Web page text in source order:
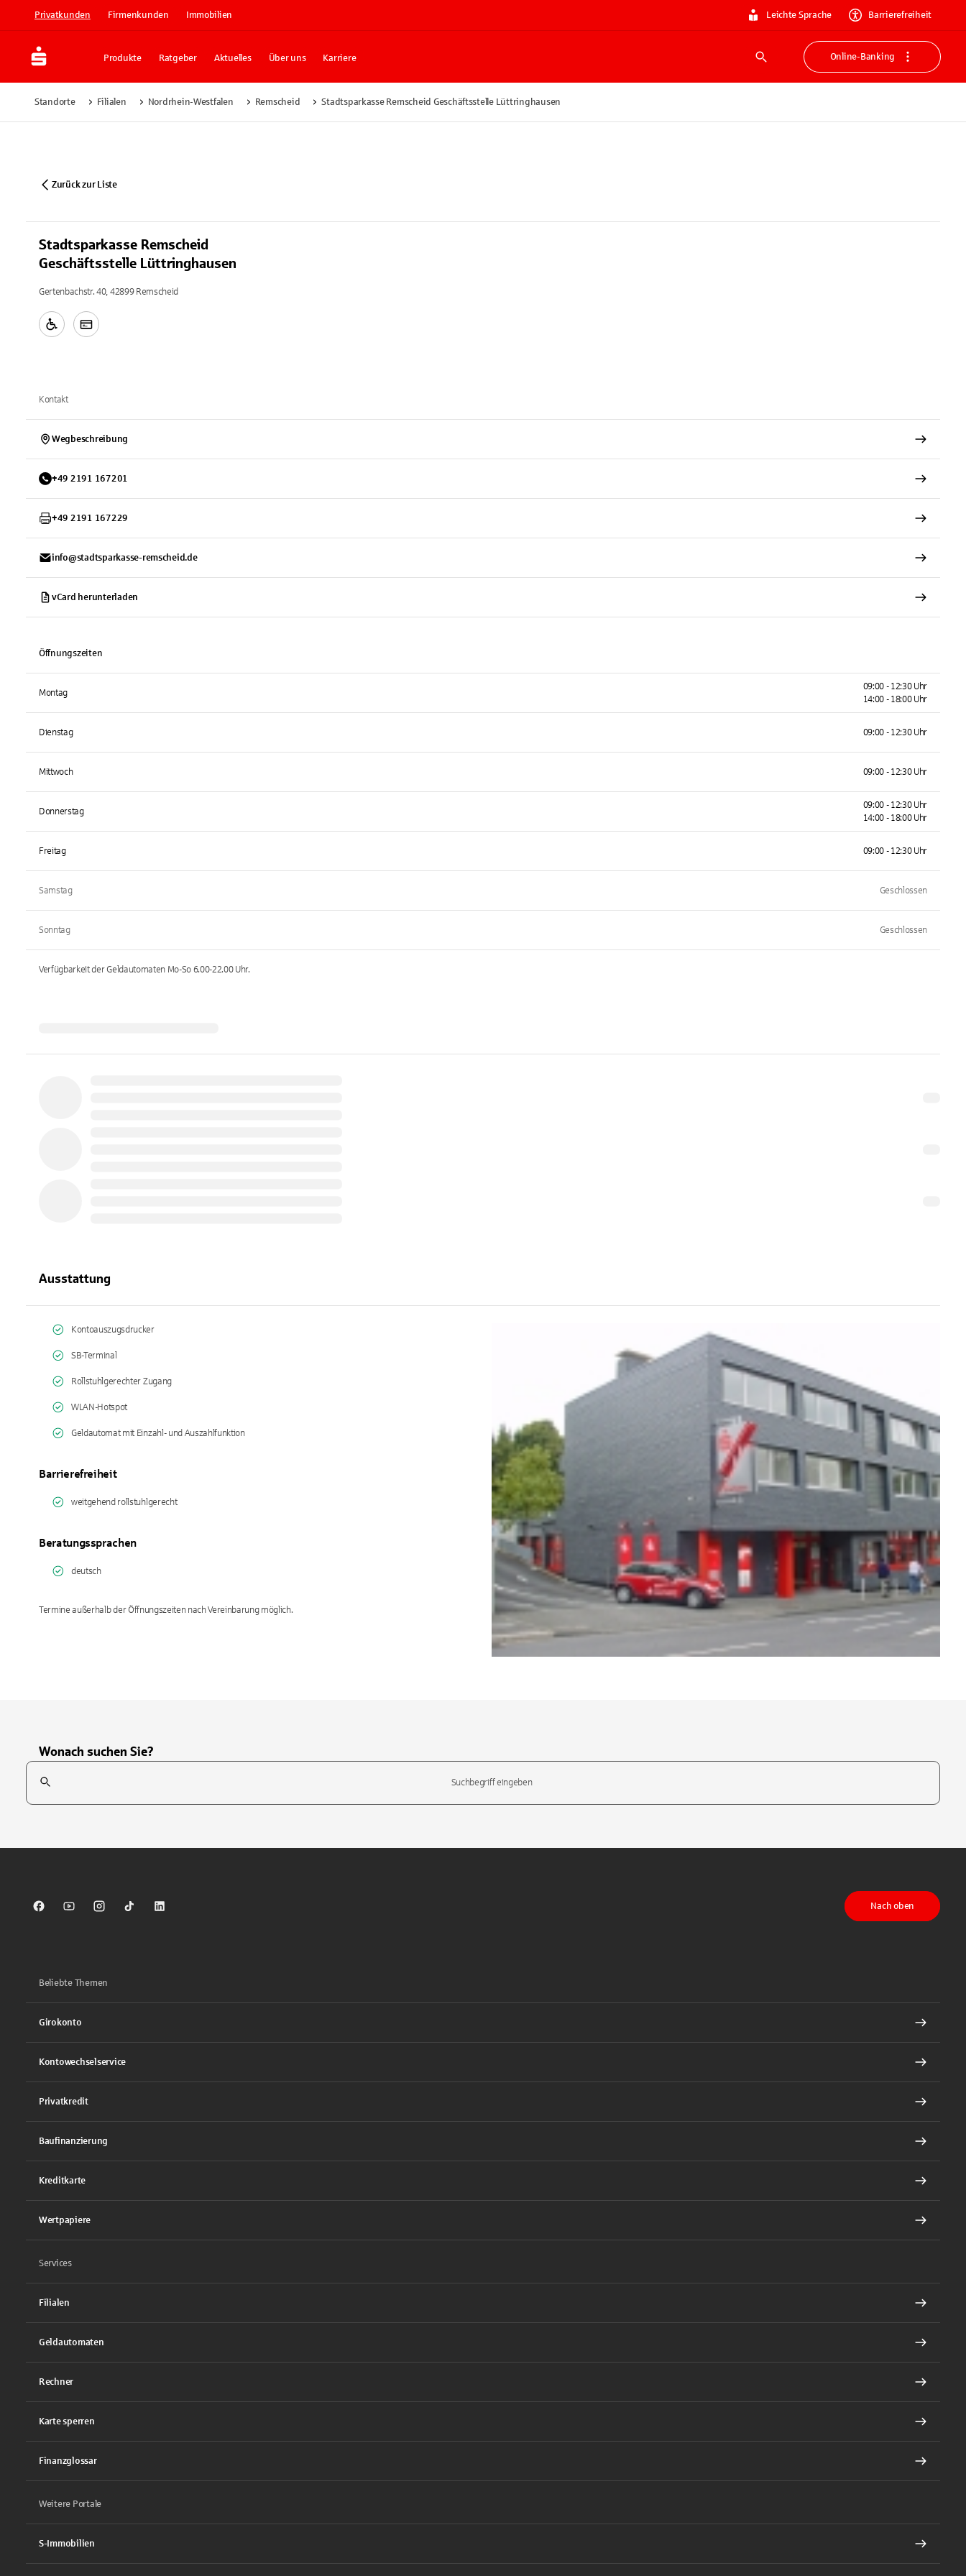
Privatkunden Firmenkunden Immobilien Leichte Sprache Barrierefreiheit
Produkte Ratgeber Aktuelles Über uns Karriere
Suche
Online-Banking
Standorte Filialen Nordrhein-Westfalen Remscheid Stadtsparkasse Remscheid Geschäftsstelle Lüttringhausen
Zurück zur Liste
Stadtsparkasse Remscheid
Geschäftsstelle Lüttringhausen
Gertenbachstr. 40, 42899 Remscheid
Kontakt
Wegbeschreibung
+49 2191 167201
+49 2191 167229
info@stadtsparkasse-remscheid.de
vCard herunterladen
Öffnungszeiten
Montag
09:00 - 12:30 Uhr
14:00 - 18:00 Uhr
Dienstag 09:00 - 12:30 Uhr
Mittwoch 09:00 - 12:30 Uhr
Donnerstag
09:00 - 12:30 Uhr
14:00 - 18:00 Uhr
Freitag 09:00 - 12:30 Uhr
Samstag Geschlossen
Sonntag Geschlossen
Verfügbarkeit der Geldautomaten Mo-So 6.00-22.00Uhr.
Ausstattung
Kontoauszugsdrucker
SB-Terminal
Rollstuhlgerechter Zugang
WLAN-Hotspot
Geldautomat mit Einzahl- und Auszahlfunktion
Barrierefreiheit
weitgehend rollstuhlgerecht
Beratungssprachen
deutsch
Termine außerhalb der Öffnungszeiten nach Vereinbarung möglich.
Wonach suchen Sie?
Suchfeld
Sparkasse auf Facebook
Sparkasse auf Youtube
Sparkasse auf Instagram
Sparkasse auf TikTok
Sparkasse auf LinkedIn
Nach oben
Beliebte Themen
Girokonto
Kontowechselservice
Privatkredit
Baufinanzierung
Kreditkarte
Wertpapiere
Services
Filialen
Geldautomaten
Rechner
Karte sperren
Finanzglossar
Weitere Portale
S-Immobilien